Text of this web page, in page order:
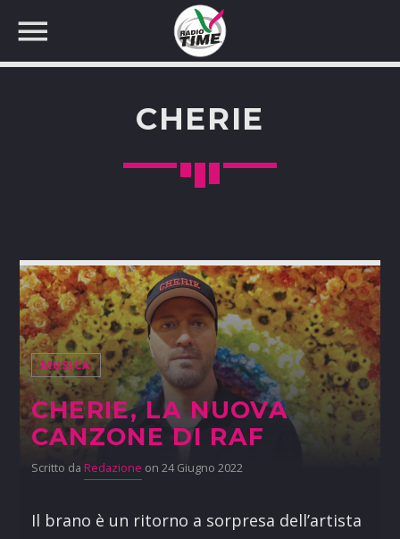
CHERIE
MUSICA
CHERIE, LA NUOVA
CANZONE DI RAF
Scritto da Redazione on 24 Giugno 2022
Il brano è un ritorno a sorpresa dell’artista